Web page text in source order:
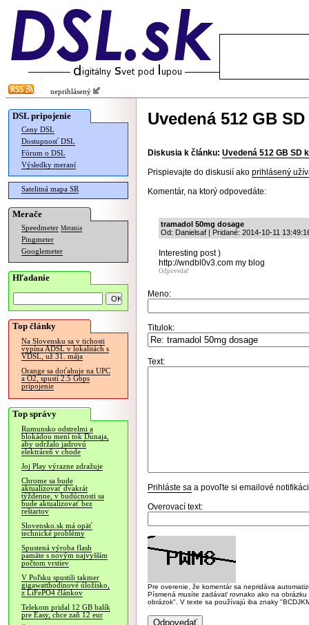
neprihlásený
DSL pripojenie
Ceny DSL
Dostupnosť DSL
Fórum o DSL
Výsledky meraní
Satelitná mapa SR
Merače
Speedmeter Merania
Pingmeter
Googlemeter
Hľadanie
Top články
Na Slovensku sa v tichosti
vypína ADSL v lokalitách s
VDSL, už 31. mája
Orange sa doťahuje na UPC
a O2, spustí 2.5 Gbps
pripojenie
Top správy
Rumunsko odstrelmi a
blokádou mení tok Dunaja,
aby udržalo jadrovú
elektráreň v chode
Joj Play výrazne zdražuje
Chrome sa bude
aktualizovať dvakrát
týždenne, v budúcnosti sa
bude aktualizovať bez
reštartov
Slovensko.sk má opäť
technické problémy
Spustená výroba flash
pamäte s novým najvyšším
počtom vrstiev
V Poľsku spustili takmer
gigawatthodinové úložisko,
z LiFePO4 článkov
Telekom pridal 12 GB balík
pre Easy, chce zaň 12 eur
Uvedená 512 GB
Diskusia k článku: Uvedená 512 GB SD
Prispievajte do diskusií ako prihlásený
Komentár, na ktorý odpovedáte:
tramadol 50mg dosage
Od: Danielsaf | Pridané: 2014-10-11
Interesting post )
http://wndbl0v3.com my blog
Odpovedať
Meno:
Titulok:
Text:
Prihláste sa a povoľte si emailové
Overovací text:
Pre overenie, že komentár sa nepridáva
Písmená musíte zadávať rovnako ako na
obrázok". V texte sa používajú iba znaky